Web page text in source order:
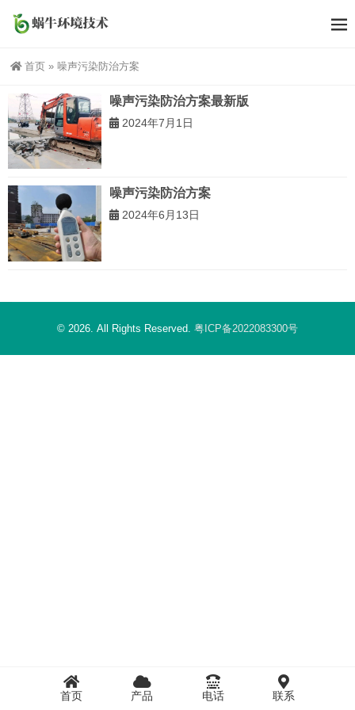
首页 » 噪声污染防治方案
噪声污染防治方案最新版
2024年7月1日
噪声污染防治方案
2024年6月13日
© 2026. All Rights Reserved. 粤ICP备2022083300号
首页 产品 电话 联系